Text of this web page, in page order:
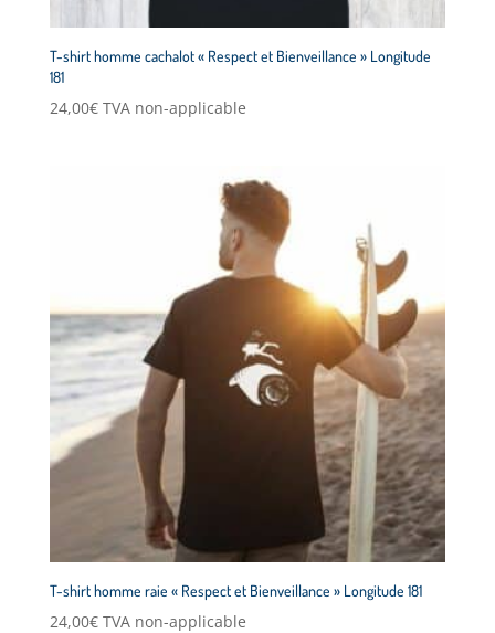
T-shirt homme cachalot « Respect et Bienveillance » Longitude
181
24,00€ TVA non-applicable
T-shirt homme raie « Respect et Bienveillance » Longitude 181
24,00€ TVA non-applicable